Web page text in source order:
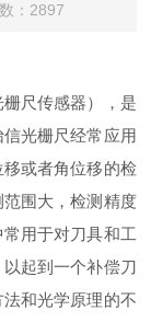
：2897
尺传感器），是
光栅尺经常应用
或者角位移的检
围大，检测精度
用于对刀具和工
起到一个补偿刀
和光学原理的不